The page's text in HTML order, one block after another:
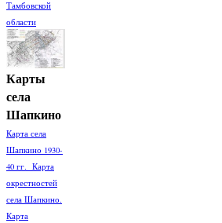
Тамбовской
области
Карты
села
Шапкино
Карта села
Шапкино 1930-
40 гг. Карта
окрестностей
села Шапкино.
Карта